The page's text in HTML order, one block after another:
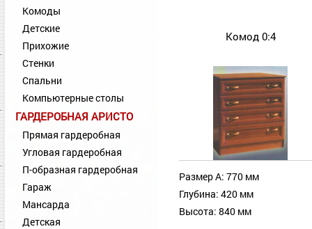
Комоды
Детские
Прихожие
Стенки
Спальни
Компьютерные столы
ГАРДЕРОБНАЯ АРИСТО
Прямая гардеробная
Угловая гардеробная
П-образная гардеробная
Гараж
Мансарда
Детская
Комод 0:4
Размер А: 770 мм
Глубина: 420 мм
Высота: 840 мм